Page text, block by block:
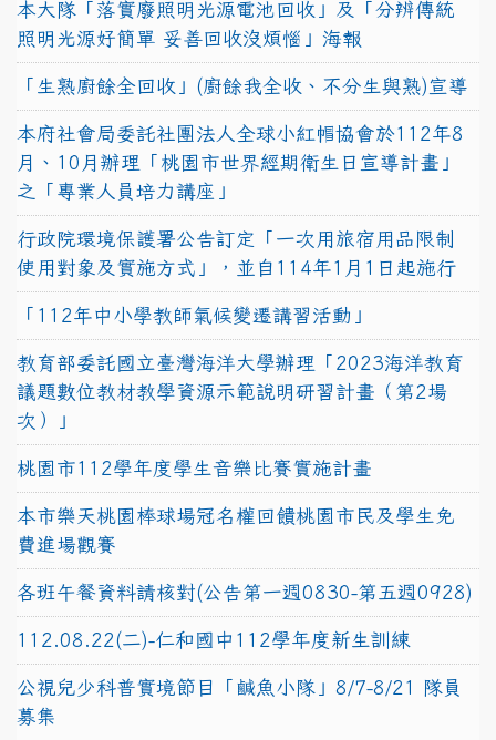
本大隊「落實廢照明光源電池回收」及「分辨傳統
照明光源好簡單 妥善回收沒煩惱」海報
「生熟廚餘全回收」(廚餘我全收、不分生與熟)宣導
本府社會局委託社團法人全球小紅帽協會於112年8
月、10月辦理「桃園市世界經期衛生日宣導計畫」
之「專業人員培力講座」
行政院環境保護署公告訂定「一次用旅宿用品限制
使用對象及實施方式」，並自114年1月1日起施行
「112年中小學教師氣候變遷講習活動」
教育部委託國立臺灣海洋大學辦理「2023海洋教育
議題數位教材教學資源示範說明研習計畫（第2場
次）」
桃園市112學年度學生音樂比賽實施計畫
本市樂天桃園棒球場冠名權回饋桃園市民及學生免
費進場觀賽
各班午餐資料請核對(公告第一週0830-第五週0928)
112.08.22(二)-仁和國中112學年度新生訓練
公視兒少科普實境節目「鹹魚小隊」8/7-8/21 隊員
募集